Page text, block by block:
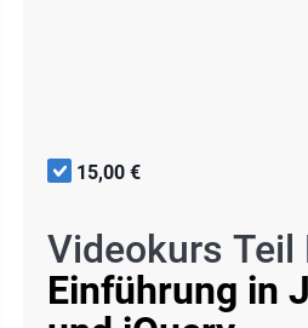
15,00 €
Videokurs Teil
Einführung in